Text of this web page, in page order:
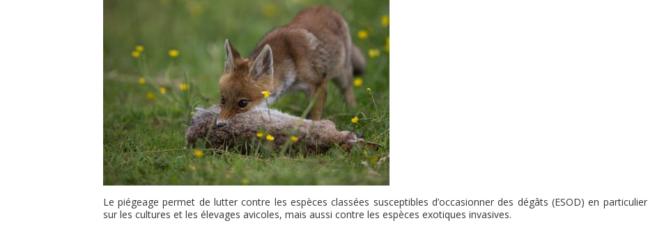
Le piégeage permet de lutter contre les espèces classées susceptibles d’occasionner des dégâts (ESOD) en particulier
sur les cultures et les élevages avicoles, mais aussi contre les espèces exotiques invasives.